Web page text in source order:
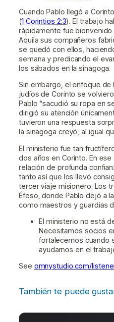
Cuando Pablo llegó a
(1 Corintios 2:3). El trabajo
rápidamente fue bienvenido
Aquila sus compañeros
se quedó con ellos,
semana y predicando el
los sábados en la sinagoga.
Sin embargo, el enfoque de
judíos de Corinto se
Pablo “sacudió su ropa en
dirigió su atención
tuvieron una respuesta
la sinagoga creyó, al igual
El ministerio fue tan
dos años en Corinto. En
relación de profunda
tanto así que los llevó
tercer viaje misionero. Los
Éfeso, donde Pablo dejó a
como maestros y guardias
El ministerio no está
Necesitamos socios
fortalecernos cuando
ayudarnos en el
See omnystudio.com/
También te puede